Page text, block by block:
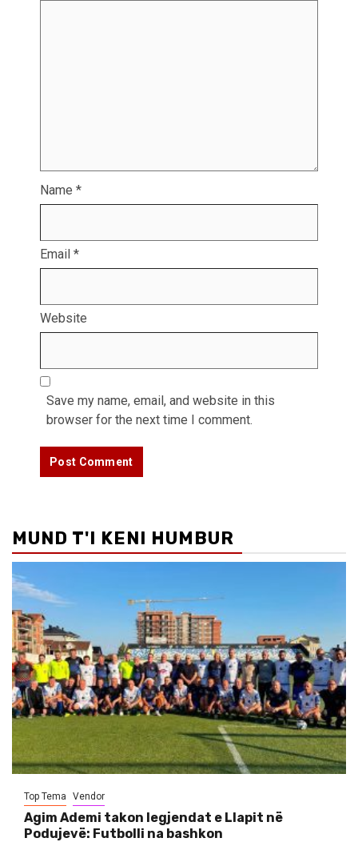
Name *
Email *
Website
Save my name, email, and website in this
browser for the next time I comment.
MUND T'I KENI HUMBUR
Top Tema Vendor
Agim Ademi takon legjendat e Llapit në
Podujevë: Futbolli na bashkon